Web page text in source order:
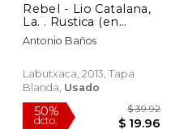
Rebel - Lio Catalana,
La. . Rustica (en
Catalán)
Antonio Baños
Labutxaca, 2013, Tapa
Blanda, Usado